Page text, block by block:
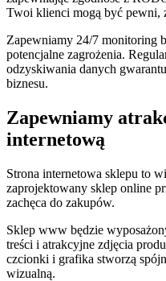
Twoi klienci mogą być pewni,
Zapewniamy 24/7 monitoring
potencjalne zagrożenia.
odzyskiwania danych
biznesu.
Zapewniamy
internetową
Strona internetowa sklepu to
zaprojektowany sklep online
zachęca do zakupów.
Sklep www będzie
treści i atrakcyjne zdjęcia
czcionki i grafika stworzą
wizualną.